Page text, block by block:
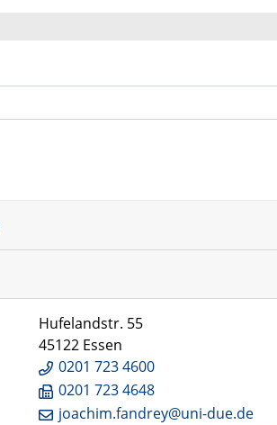
Hufelandstr. 55
45122 Essen
0201 723 4600
0201 723 4648
joachim.fandrey@uni-due.de